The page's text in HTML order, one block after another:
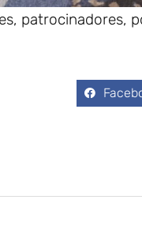
patrocinadores,